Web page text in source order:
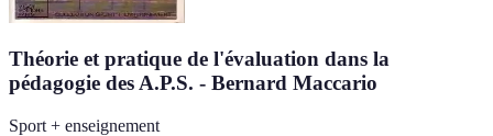
Théorie et pratique de l'évaluation dans la
pédagogie des A.P.S. - Bernard Maccario
Sport + enseignement